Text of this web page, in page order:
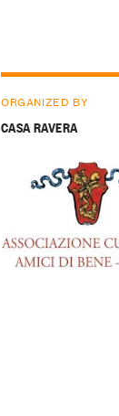
ORGANIZED BY
CASA RAVERA